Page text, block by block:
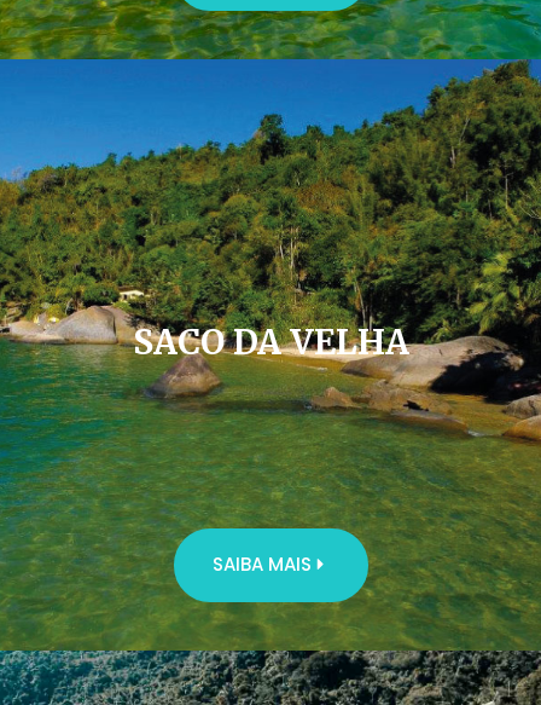
SACO DA VELHA
SAIBA MAIS